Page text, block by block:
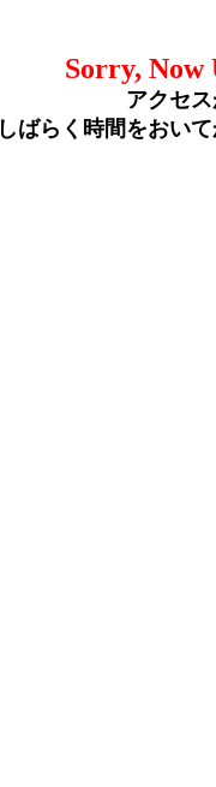
Sorry, Now
アクセ
しばらく時間をおい